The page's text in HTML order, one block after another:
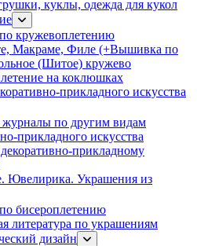
куклы, одежда для кукол
кружевоплетению
Макраме, Филе (+Вышивка по
(Шитое) кружево
на коклюшках
прикладного искусства
по другим видам
прикладного искусства
прикладному
Ювелирика. Украшения из
бисероплетению
литература по украшениям
дизайн